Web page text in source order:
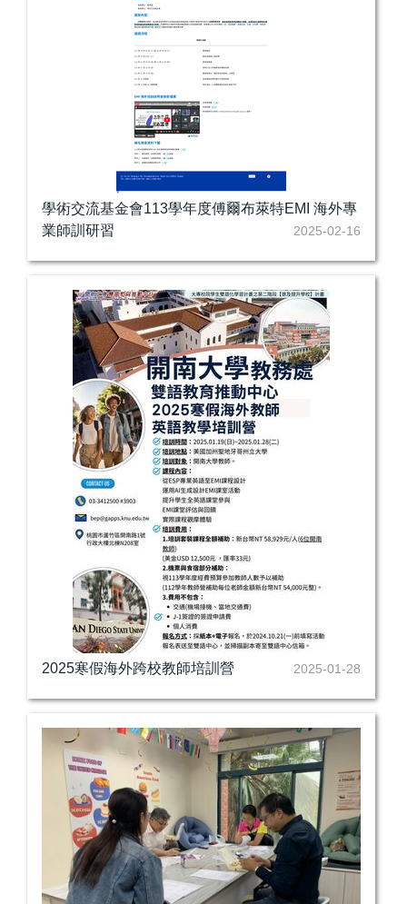
學術交流基金會113學年度傅爾布萊特EMI 海外專
業師訓研習
2025-02-16
2025寒假海外跨校教師培訓營 2025-01-28